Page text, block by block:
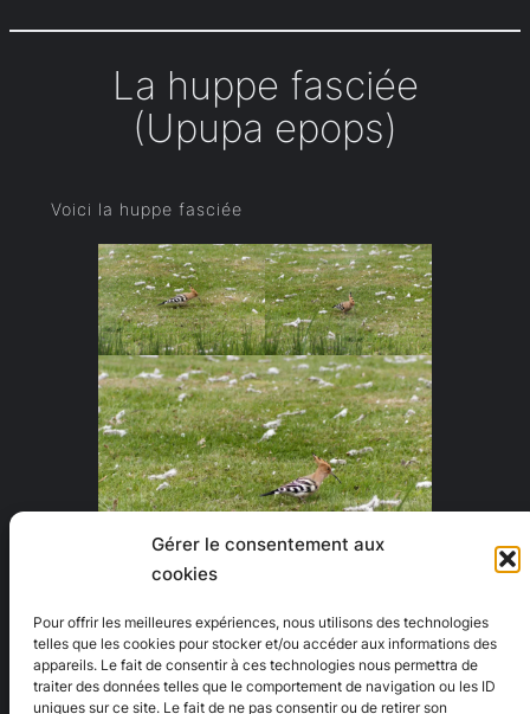
Gérer le consentement aux
cookies
Pour offrir les meilleures expériences, nous utilisons des technologies
telles que les cookies pour stocker et/ou accéder aux informations des
appareils. Le fait de consentir à ces technologies nous permettra de
traiter des données telles que le comportement de navigation ou les ID
uniques sur ce site. Le fait de ne pas consentir ou de retirer son
La huppe fasciée
(Upupa epops)
Voici la huppe fasciée
Partager :
X LinkedIn E-mail